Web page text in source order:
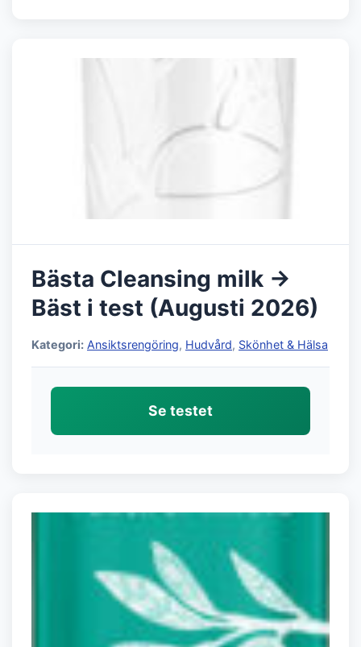
Bästa Cleansing milk →
Bäst i test (Augusti 2026)
Kategori: Ansiktsrengöring, Hudvård, Skönhet & Hälsa
Se testet